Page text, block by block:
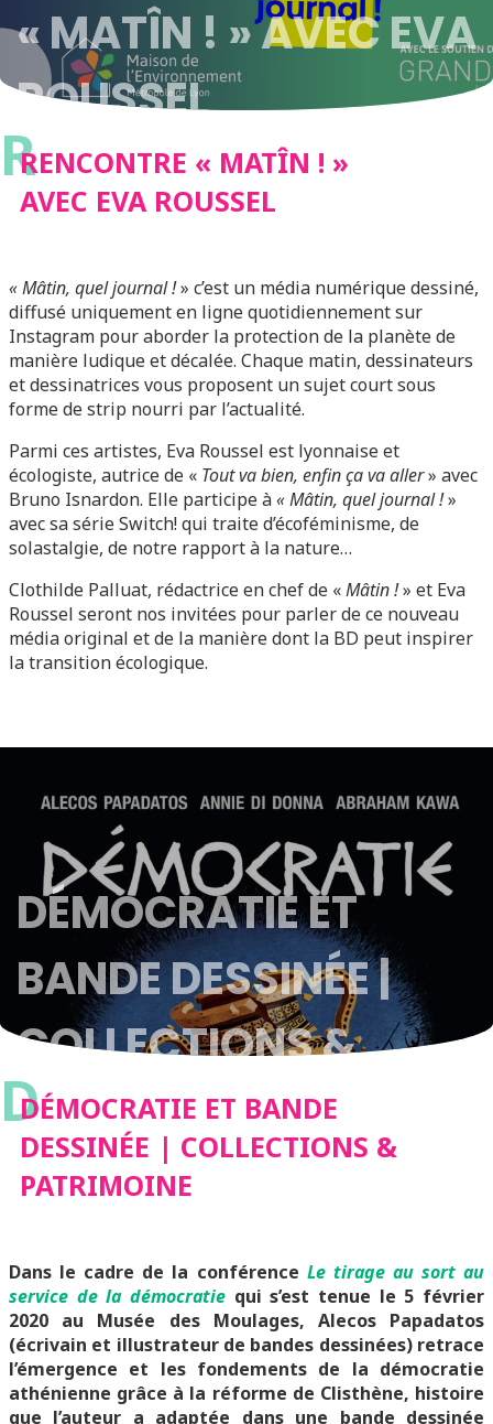
« MATÎN ! » AVEC EVA
ROUSSEL
RRENCONTRE « MATÎN ! »
AVEC EVA ROUSSEL
« Mâtin, quel journal !» c’est un média numérique dessiné,
diffusé uniquement en ligne quotidiennement sur
Instagram pour aborder la protection de la planète de
manière ludique et décalée. Chaque matin, dessinateurs
et dessinatrices vous proposent un sujet court sous
forme de strip nourri par l’actualité.
Parmi ces artistes, Eva Roussel est lyonnaise et
écologiste, autrice de « Tout va bien, enfin ça va aller» avec
Bruno Isnardon. Elle participe à« Mâtin, quel journal !»
avec sa série Switch! qui traite d’écoféminisme, de
solastalgie, de notre rapport à la nature…
Clothilde Palluat, rédactrice en chef de «Mâtin !» et Eva
Roussel seront nos invitées pour parler de ce nouveau
média original et de la manière dont la BD peut inspirer
la transition écologique.
DÉMOCRATIE ET
BANDE DESSINÉE |
COLLECTIONS &
PATRIMOINE
DDÉMOCRATIE ET BANDE
DESSINÉE | COLLECTIONS &
PATRIMOINE
Dans le cadre de la conférence Le tirage au sort au
service de la démocratie qui s’est tenue le 5 février
2020 au Musée des Moulages, Alecos Papadatos
(écrivain et illustrateur de bandes dessinées) retrace
l’émergence et les fondements de la démocratie
athénienne grâce à la réforme de Clisthène, histoire
que l’auteur a adaptée dans une bande dessinée